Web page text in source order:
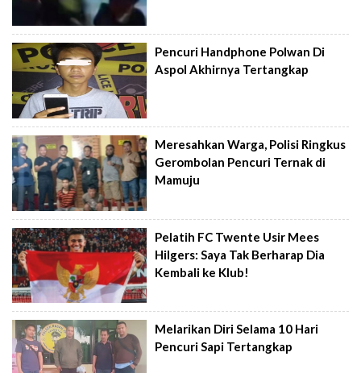
Pencuri Handphone Polwan Di
Aspol Akhirnya Tertangkap
Meresahkan Warga, Polisi Ringkus
Gerombolan Pencuri Ternak di
Mamuju
Pelatih FC Twente Usir Mees
Hilgers: Saya Tak Berharap Dia
Kembali ke Klub!
Melarikan Diri Selama 10 Hari
Pencuri Sapi Tertangkap